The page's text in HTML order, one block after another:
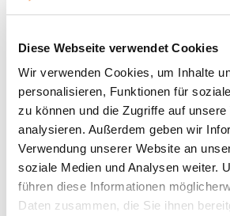
Diese Webseite verwendet Cookies
Wir verwenden Cookies, um Inhalte
personalisieren, Funktionen für
zu können und die Zugriffe auf
analysieren. Außerdem geben wir
Verwendung unserer Website an
soziale Medien und Analysen weiter.
führen diese Informationen
Daten zusammen, die Sie ihnen
Veranstaltungstyp:
Ausstellung
Kosten und Anmeldung
Ort und Anfahrt
Veranstaltet von